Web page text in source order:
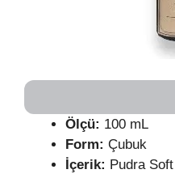
Ölçü: 100 mL
Form: Çubuk
İçerik: Pudra Soft